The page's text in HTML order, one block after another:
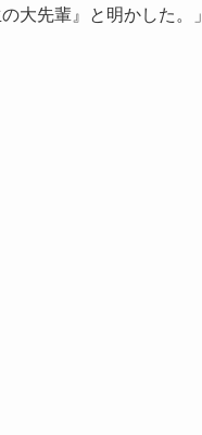
大先輩』と明かした。」